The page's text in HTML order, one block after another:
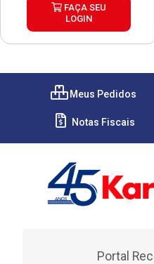
FAÇA SEU
LOGIN
Meus Pedidos
Notas Fiscais
Portal